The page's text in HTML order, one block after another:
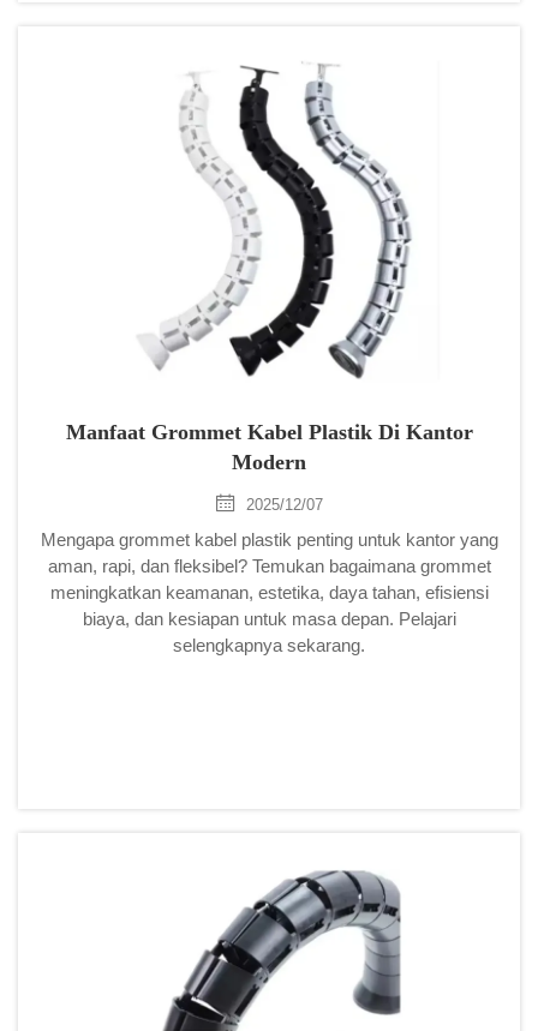
Manfaat Grommet Kabel Plastik Di Kantor
Modern
2025/12/07
Mengapa grommet kabel plastik penting untuk kantor yang
aman, rapi, dan fleksibel? Temukan bagaimana grommet
meningkatkan keamanan, estetika, daya tahan, efisiensi
biaya, dan kesiapan untuk masa depan. Pelajari
selengkapnya sekarang.